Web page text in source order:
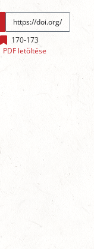
170-173
PDF letöltése